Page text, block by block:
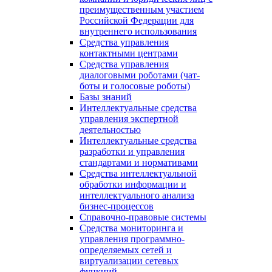
преимущественным участием
Российской Федерации для
внутреннего использования
Средства управления
контактными центрами
Средства управления
диалоговыми роботами (чат-
боты и голосовые роботы)
Базы знаний
Интеллектуальные средства
управления экспертной
деятельностью
Интеллектуальные средства
разработки и управления
стандартами и нормативами
Средства интеллектуальной
обработки информации и
интеллектуального анализа
бизнес-процессов
Справочно-правовые системы
Средства мониторинга и
управления программно-
определяемых сетей и
виртуализации сетевых